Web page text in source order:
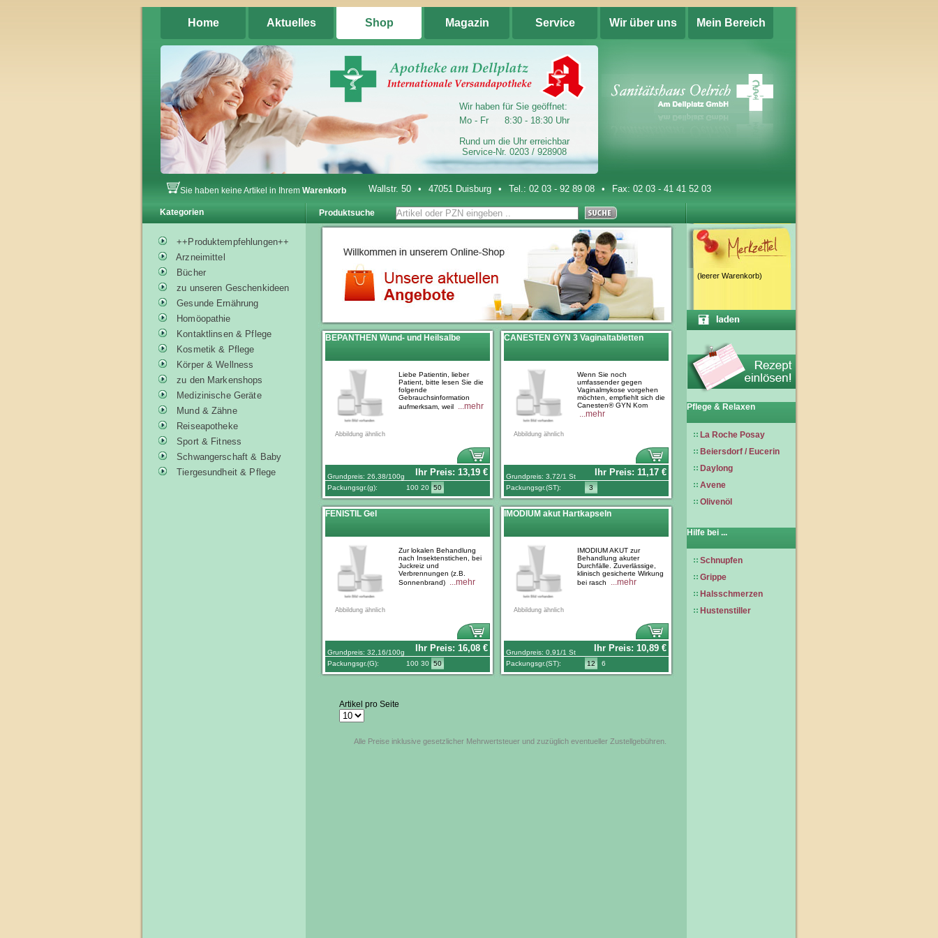
Home Aktuelles Shop Magazin Service Wir über uns Mein Bereich
Wallstr. 50 • 47051 Duisburg • Tel.: 02 03 - 92 89 08 • Fax: 02 03 - 41 41 52 03
Wir haben für Sie geöffnet:
Mo - Fr
8:30 - 18:30 Uhr
Rund um die Uhr erreichbar
Service-Nr. 0203 / 928908
Sie haben keine Artikel in Ihrem Warenkorb
Kategorien
++Produktempfehlungen++
Arzneimittel
Bücher
zu unseren Geschenkideen
Gesunde Ernährung
Homöopathie
Kontaktlinsen & Pflege
Kosmetik & Pflege
Körper & Wellness
zu den Markenshops
Medizinische Geräte
Mund & Zähne
Reiseapotheke
Sport & Fitness
Schwangerschaft & Baby
Tiergesundheit & Pflege
Produktsuche
BEPANTHEN Wund- und Heilsalbe
Abbildung ähnlich
Liebe Patientin, lieber
Patient, bitte lesen Sie die
folgende
Gebrauchsinformation
aufmerksam, weil
...mehr
Grundpreis: 26,38/100g Ihr Preis: 13,19 €
Packungsgr.(g): 100 20 50
CANESTEN GYN 3 Vaginaltabletten
Abbildung ähnlich
Wenn Sie noch
umfassender gegen
Vaginalmykose vorgehen
möchten, empfiehlt sich die
Canesten® GYN Kom
...mehr
Grundpreis: 3,72/1 St Ihr Preis: 11,17 €
Packungsgr.(ST): 3
FENISTIL Gel
Abbildung ähnlich
Zur lokalen Behandlung
nach Insektenstichen, bei
Juckreiz und
Verbrennungen (z.B.
Sonnenbrand)
...mehr
Grundpreis: 32,16/100g Ihr Preis: 16,08 €
Packungsgr.(G): 100 30 50
IMODIUM akut Hartkapseln
Abbildung ähnlich
IMODIUM AKUT zur
Behandlung akuter
Durchfälle. Zuverlässige,
klinisch gesicherte Wirkung
bei rasch
...mehr
Grundpreis: 0,91/1 St Ihr Preis: 10,89 €
Packungsgr.(ST): 12 6
Artikel pro Seite
Alle Preise inklusive gesetzlicher Mehrwertsteuer und zuzüglich eventueller Zustellgebühren.
(leerer Warenkorb)
Pflege & Relaxen
La Roche Posay
Beiersdorf / Eucerin
Daylong
Avene
Olivenöl
Hilfe bei ...
Schnupfen
Grippe
Halsschmerzen
Hustenstiller